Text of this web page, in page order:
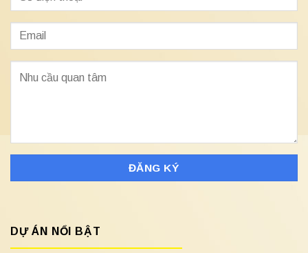
DỰ ÁN NỔI BẬT